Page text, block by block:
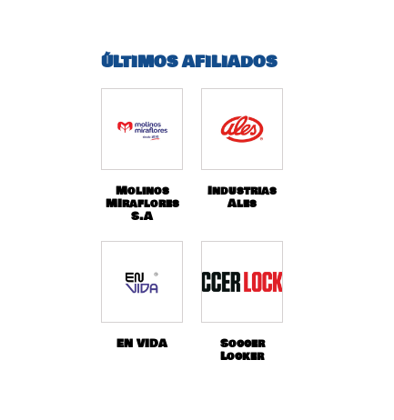
ÚLTIMOS AFILIADOS
Molinos
MIraflores
S.A
Industrias
Ales
EN VIDA Soccer
Locker